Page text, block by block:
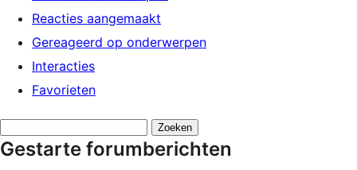
Reacties aangemaakt
Gereageerd op onderwerpen
Interacties
Favorieten
zoeken:
Gestarte forumberichten